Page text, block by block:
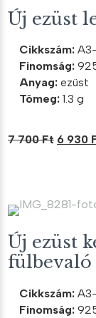
Új ezüst
Cikkszám:
Finomság:
Anyag: ezüst
Tömeg: 1.3 g
7 700Ft
700 Ft.
6 930
Új ezüst
fülbevaló
Cikkszám:
Finomság: